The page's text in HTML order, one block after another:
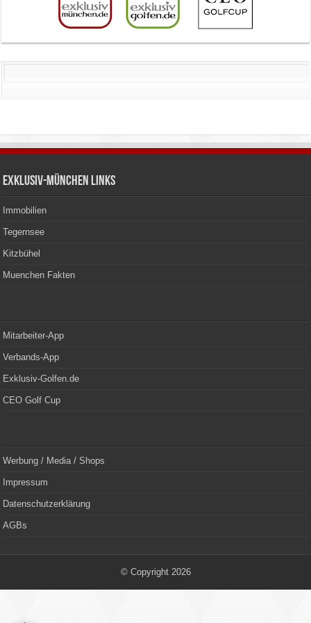
Exklusiv-München Links
Immobilien
Tegernsee
Kitzbühel
Muenchen Fakten
Mitarbeiter-App
Verbands-App
Exklusiv-Golfen.de
CEO Golf Cup
Werbung / Media / Shops
Impressum
Datenschutzerklärung
AGBs
© Copyright 2026